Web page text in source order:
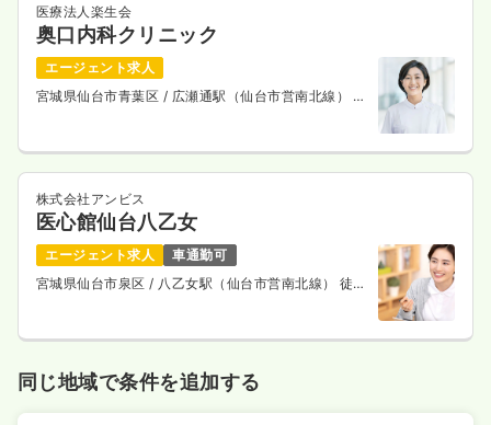
医療法人楽生会
奥口内科クリニック
エージェント求人
宮城県仙台市青葉区 / 広瀬通駅（仙台市営南北線） 徒
株式会社アンビス
医心館仙台八乙女
エージェント求人
車通勤可
宮城県仙台市泉区/ 八乙女駅（仙台市営南北線） 徒歩
同じ地域で条件を追加する